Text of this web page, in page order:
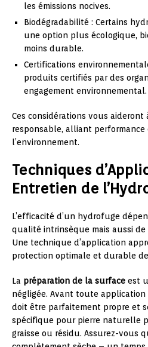
les émissions nocives.
Biodégradabilité : Certains
une option plus écologique,
moins durable.
Certifications
produits certifiés par des
engagement environnemental.
Ces considérations vous aideront
responsable, alliant performance
l’environnement.
Techniques
Entretien de
L’efficacité d’un hydrofuge
qualité intrinsèque mais aussi de
Une technique d’application
protection optimale et durable
La préparation de la surface est
négligée. Avant toute
doit être parfaitement propre et
spécifique pour pierre naturelle
graisse ou résidu. Assurez-vous